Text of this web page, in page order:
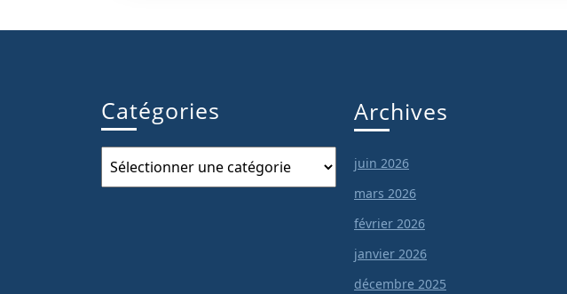
Catégories
Catégories
Archives
juin 2026
mars 2026
février 2026
janvier 2026
décembre 2025